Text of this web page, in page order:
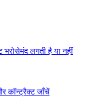
लगती है या नहीं
कॉन्ट्रैक्ट जाँचें